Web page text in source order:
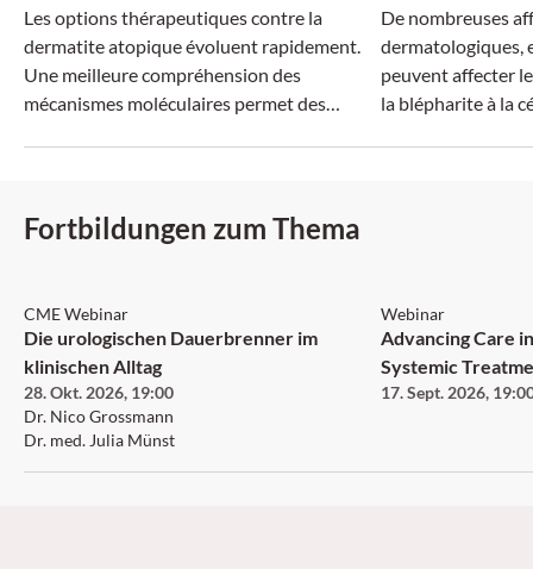
Les options thérapeutiques contre la
dermatite atopique évoluent rapidement.
Une meilleure compréhension des
mécanismes moléculaires permet des
De nombreuses
dermatologiques,
peuvent affecter
la blépharite à la
Fortbildungen zum Thema
CME Webinar
Die urologischen Dauerbrenner im
klinischen Alltag
28. Okt. 2026, 19:00
Dr. Nico Grossmann
Dr. med. Julia Münst
Webinar
Advancing Care
Systemic
17. Sept. 2026,